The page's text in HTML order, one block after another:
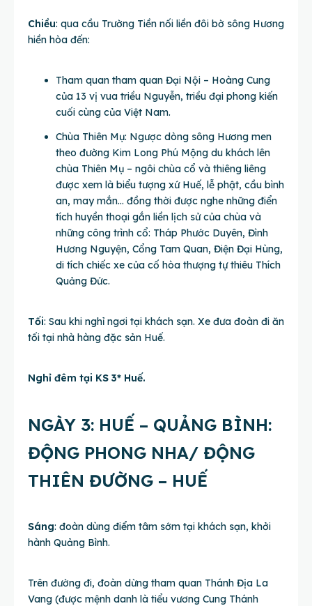
Chiều: qua cầu Trường Tiền nối liền đôi bờ sông Hương
hiền hòa đến:
Tham quan tham quan Đại Nội – Hoàng Cung
của 13 vị vua triều Nguyễn, triều đại phong kiến
cuối cùng của Việt Nam.
Chùa Thiên Mụ: Ngược dòng sông Hương men
theo đường Kim Long Phú Mộng du khách lên
chùa Thiên Mụ – ngôi chùa cổ và thiêng liêng
được xem là biểu tượng xứ Huế, lễ phật, cầu bình
an, may mắn… đồng thời được nghe những điển
tích huyền thoại gắn liền lịch sử của chùa và
những công trình cổ: Tháp Phước Duyên, Đình
Hương Nguyện, Cổng Tam Quan, Điện Đại Hùng,
di tích chiếc xe của cố hòa thượng tự thiêu Thích
Quảng Đức.
Tối: Sau khi nghỉ ngơi tại khách sạn. Xe đưa đoàn đi ăn
tối tại nhà hàng đặc sản Huế.
Nghỉ đêm tại KS 3* Huế.
NGÀY 3: HUẾ – QUẢNG BÌNH:
ĐỘNG PHONG NHA/ ĐỘNG
THIÊN ĐƯỜNG – HUẾ
Sáng: đoàn dùng điểm tâm sớm tại khách sạn, khởi
hành Quảng Bình.
Trên đường đi, đoàn dừng tham quan Thánh Địa La
Vang (được mệnh danh là tiểu vương Cung Thánh